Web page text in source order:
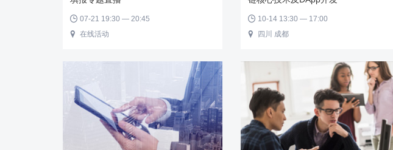
 07-21 19:30 — 20:45
 在线活动
 10-14 13:30 — 17:00
 四川 成都